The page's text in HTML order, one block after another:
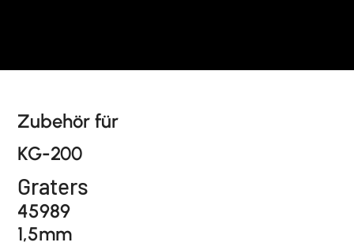
Zubehör für
KG-200
Graters
45989
1,5mm